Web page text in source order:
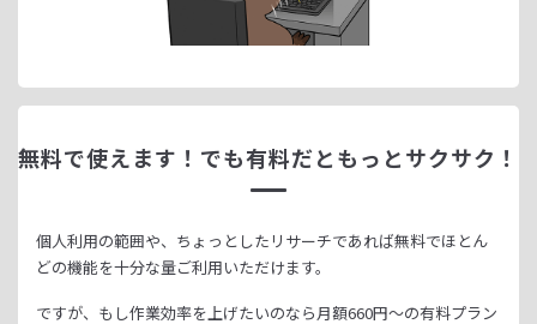
無料で使えます！ でも有料だともっとサクサク！
個人利用の範囲や、ちょっとしたリサーチであれば無料でほとん
どの機能を十分な量ご利用いただけます。
ですが、もし作業効率を上げたいのなら月額660円～の有料プラン